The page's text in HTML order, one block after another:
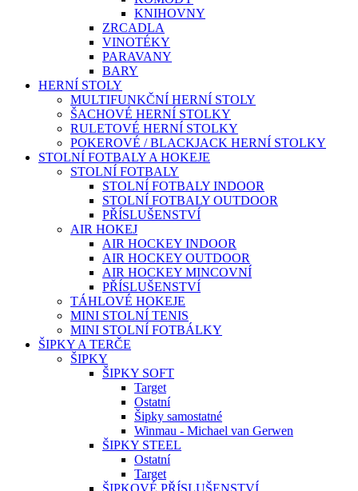
KNIHOVNY
ZRCADLA
VINOTÉKY
PARAVANY
BARY
HERNÍ STOLY
MULTIFUNKČNÍ HERNÍ STOLY
ŠACHOVÉ HERNÍ STOLKY
RULETOVÉ HERNÍ STOLKY
POKEROVÉ / BLACKJACK HERNÍ STOLKY
STOLNÍ FOTBALY A HOKEJE
STOLNÍ FOTBALY
STOLNÍ FOTBALY INDOOR
STOLNÍ FOTBALY OUTDOOR
PŘÍSLUŠENSTVÍ
AIR HOKEJ
AIR HOCKEY INDOOR
AIR HOCKEY OUTDOOR
AIR HOCKEY MINCOVNÍ
PŘÍSLUŠENSTVÍ
TÁHLOVÉ HOKEJE
MINI STOLNÍ TENIS
MINI STOLNÍ FOTBÁLKY
ŠIPKY A TERČE
ŠIPKY
ŠIPKY SOFT
Target
Ostatní
Šipky samostatné
Winmau - Michael van Gerwen
ŠIPKY STEEL
Ostatní
Target
ŠIPKOVÉ PŘÍSLUŠENSTVÍ